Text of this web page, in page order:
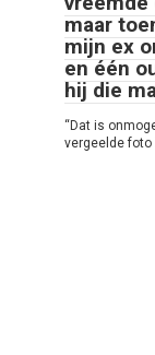
maar
mijn ex
en één
hij die
“Dat is
vergeelde foto